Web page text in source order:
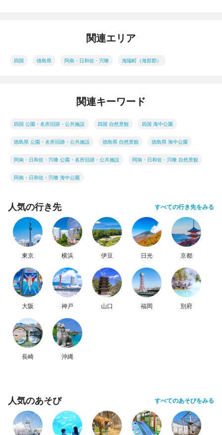
関連エリア
四国 徳島県 阿南・日和佐・宍喰 海陽町（海部郡）
関連キーワード
四国 公園・名所旧跡・公共施設 四国 自然景観 四国 海中公園
徳島県 公園・名所旧跡・公共施設 徳島県 自然景観 徳島県 海中公園
阿南・日和佐・宍喰 公園・名所旧跡・公共施設 阿南・日和佐・宍喰 自然景観
阿南・日和佐・宍喰 海中公園
人気の行き先 すべての行き先をみる
東京 横浜 伊豆 日光 京都
大阪 神戸 山口 福岡 別府
長崎 沖縄
人気のあそび すべてのあそびをみる